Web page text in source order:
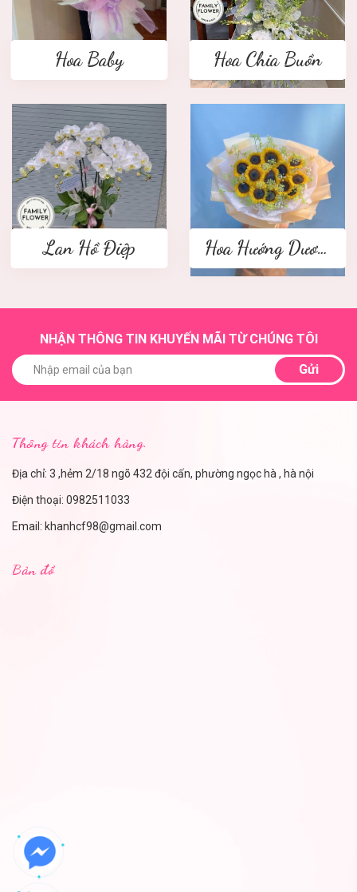
Hoa Baby Hoa Chia Buồn
Lan Hồ Điệp Hoa Hướng Dương
NHẬN THÔNG TIN KHUYẾN MÃI TỪ CHÚNG TÔI
Gửi
Thông tin khách hàng.
Địa chỉ: 3 ,hẻm 2/18 ngõ 432 đội cấn, phường ngọc hà , hà nội
Điện thoại: 0982511033
Email: khanhcf98@gmail.com
Bản đồ